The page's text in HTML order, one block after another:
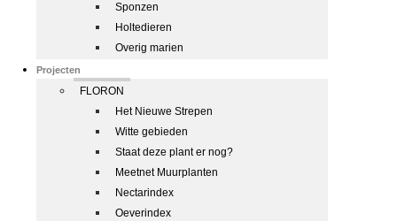
Sponzen
Holtedieren
Overig marien
Projecten
FLORON
Het Nieuwe Strepen
Witte gebieden
Staat deze plant er nog?
Meetnet Muurplanten
Nectarindex
Oeverindex